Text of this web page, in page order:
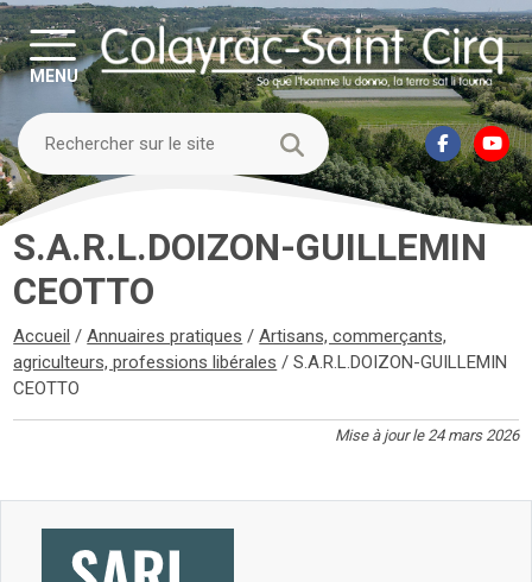
MENU
S.A.R.L.DOIZON-GUILLEMIN
CEOTTO
Accueil /Annuaires pratiques /Artisans, commerçants,
agriculteurs, professions libérales /S.A.R.L.DOIZON-GUILLEMIN
CEOTTO
Mise à jour le 24 mars 2026